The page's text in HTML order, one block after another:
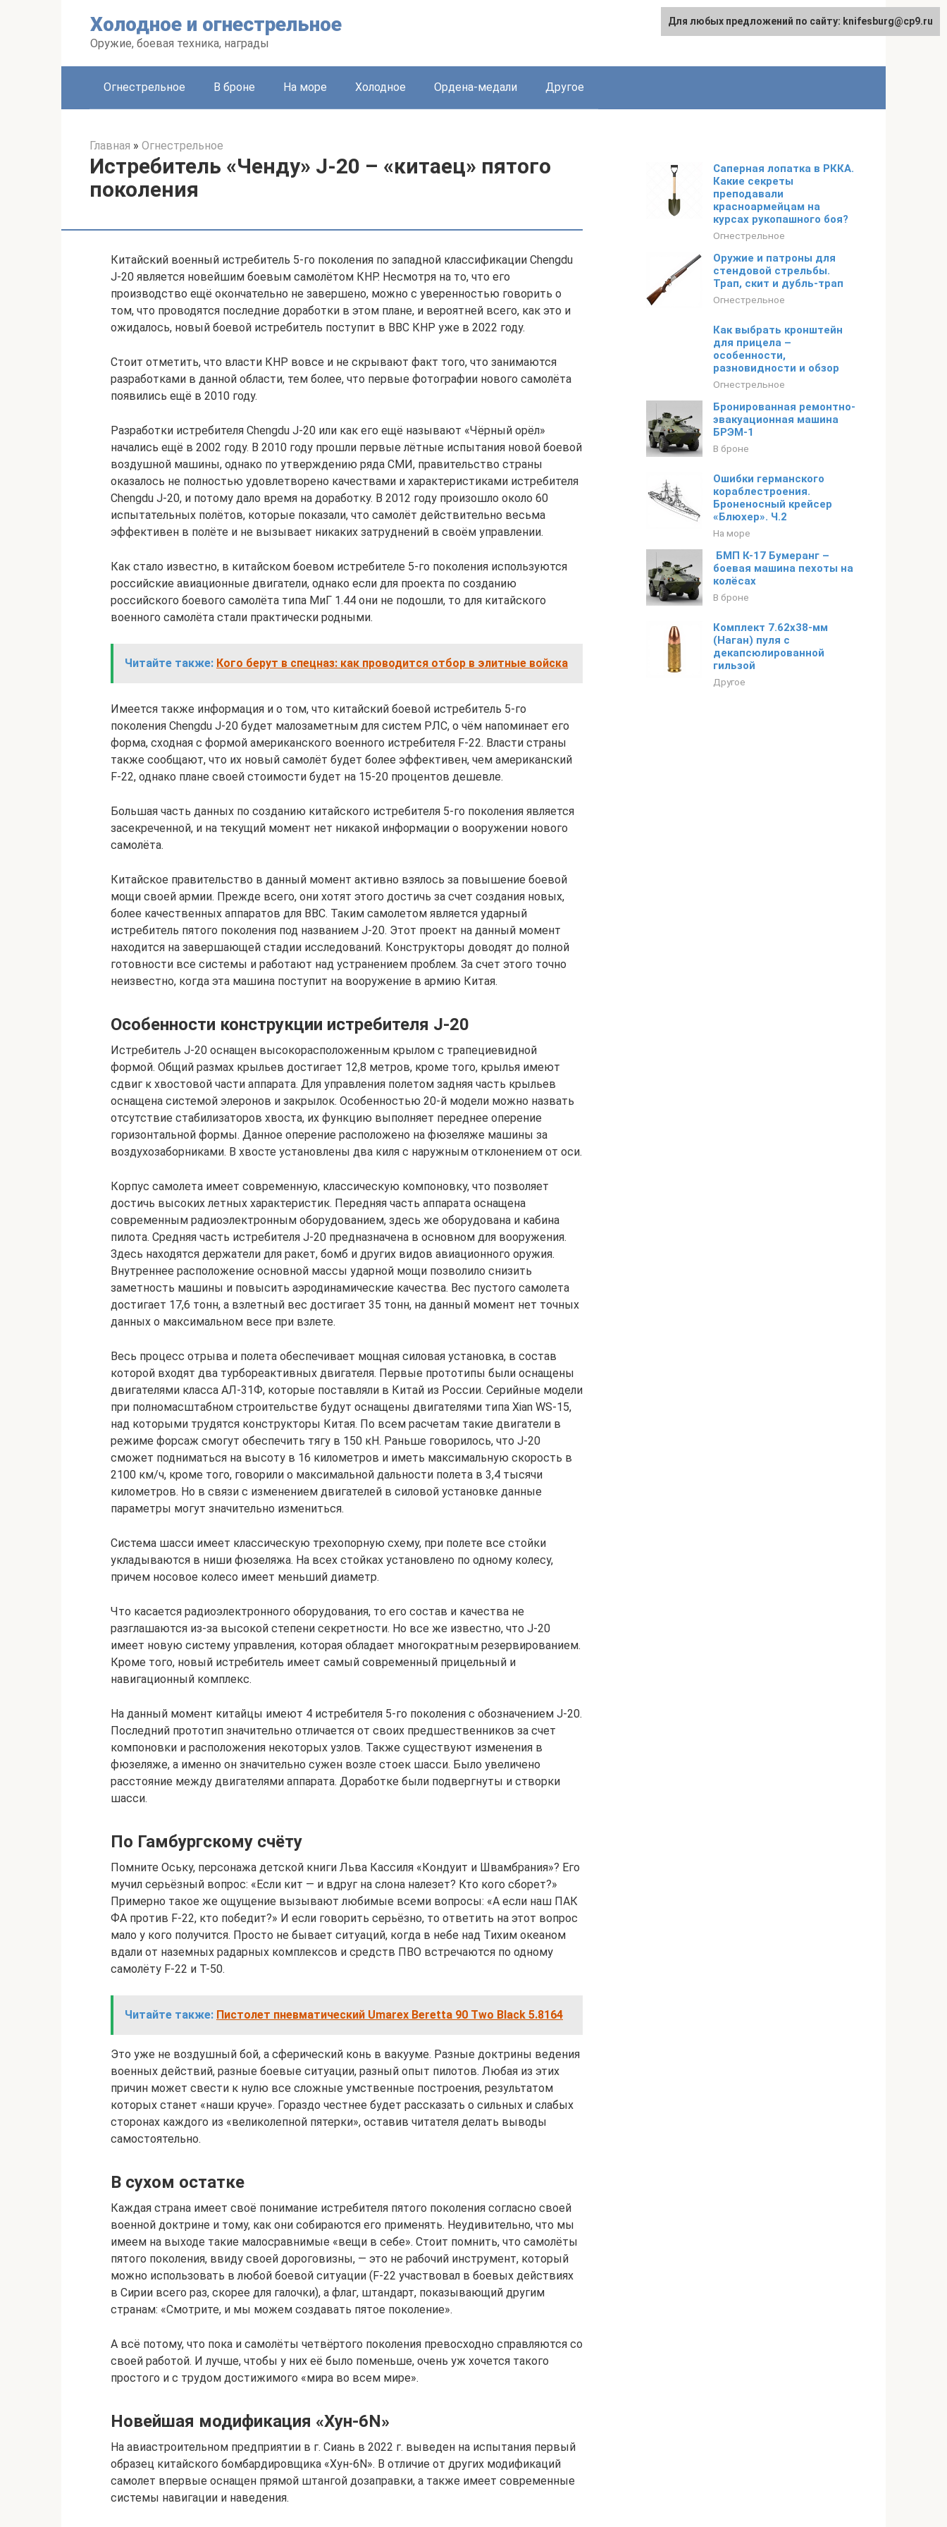
Холодное и огнестрельное
Оружие, боевая техника, награды
Огнестрельное В броне На море Холодное Ордена-медали Другое
Главная » Огнестрельное
Истребитель «Ченду» J-20 – «китаец» пятого
поколения
Китайский военный истребитель 5-го поколения по западной классификации Chengdu
J-20 является новейшим боевым самолётом КНР. Несмотря на то, что его
производство ещё окончательно не завершено, можно с уверенностью говорить о
том, что проводятся последние доработки в этом плане, и вероятней всего, как это и
ожидалось, новый боевой истребитель поступит в ВВС КНР уже в 2022 году.
Стоит отметить, что власти КНР вовсе и не скрывают факт того, что занимаются
разработками в данной области, тем более, что первые фотографии нового самолёта
появились ещё в 2010 году.
Разработки истребителя Chengdu J-20 или как его ещё называют «Чёрный орёл»
начались ещё в 2002 году. В 2010 году прошли первые лётные испытания новой боевой
воздушной машины, однако по утверждению ряда СМИ, правительство страны
оказалось не полностью удовлетворено качествами и характеристиками истребителя
Chengdu J-20, и потому дало время на доработку. В 2012 году произошло около 60
испытательных полётов, которые показали, что самолёт действительно весьма
эффективен в полёте и не вызывает никаких затруднений в своём управлении.
Как стало известно, в китайском боевом истребителе 5-го поколения используются
российские авиационные двигатели, однако если для проекта по созданию
российского боевого самолёта типа МиГ 1.44 они не подошли, то для китайского
военного самолёта стали практически родными.
Читайте также: Кого берут в спецназ: как проводится отбор в элитные войска
Имеется также информация и о том, что китайский боевой истребитель 5-го
поколения Chengdu J-20 будет малозаметным для систем РЛС, о чём напоминает его
форма, сходная с формой американского военного истребителя F-22. Власти страны
также сообщают, что их новый самолёт будет более эффективен, чем американский
F-22, однако плане своей стоимости будет на 15-20 процентов дешевле.
Большая часть данных по созданию китайского истребителя 5-го поколения является
засекреченной, и на текущий момент нет никакой информации о вооружении нового
самолёта.
Китайское правительство в данный момент активно взялось за повышение боевой
мощи своей армии. Прежде всего, они хотят этого достичь за счет создания новых,
более качественных аппаратов для ВВС. Таким самолетом является ударный
истребитель пятого поколения под названием J-20. Этот проект на данный момент
находится на завершающей стадии исследований. Конструкторы доводят до полной
готовности все системы и работают над устранением проблем. За счет этого точно
неизвестно, когда эта машина поступит на вооружение в армию Китая.
Особенности конструкции истребителя J-20
Истребитель J-20 оснащен высокорасположенным крылом с трапециевидной
формой. Общий размах крыльев достигает 12,8 метров, кроме того, крылья имеют
сдвиг к хвостовой части аппарата. Для управления полетом задняя часть крыльев
оснащена системой элеронов и закрылок. Особенностью 20-й модели можно назвать
отсутствие стабилизаторов хвоста, их функцию выполняет переднее оперение
горизонтальной формы. Данное оперение расположено на фюзеляже машины за
воздухозаборниками. В хвосте установлены два киля с наружным отклонением от оси.
Корпус самолета имеет современную, классическую компоновку, что позволяет
достичь высоких летных характеристик. Передняя часть аппарата оснащена
современным радиоэлектронным оборудованием, здесь же оборудована и кабина
пилота. Средняя часть истребителя J-20 предназначена в основном для вооружения.
Здесь находятся держатели для ракет, бомб и других видов авиационного оружия.
Внутреннее расположение основной массы ударной мощи позволило снизить
заметность машины и повысить аэродинамические качества. Вес пустого самолета
достигает 17,6 тонн, а взлетный вес достигает 35 тонн, на данный момент нет точных
данных о максимальном весе при взлете.
Весь процесс отрыва и полета обеспечивает мощная силовая установка, в состав
которой входят два турбореактивных двигателя. Первые прототипы были оснащены
двигателями класса АЛ-31Ф, которые поставляли в Китай из России. Серийные модели
при полномасштабном строительстве будут оснащены двигателями типа Xian WS-15,
над которыми трудятся конструкторы Китая. По всем расчетам такие двигатели в
режиме форсаж смогут обеспечить тягу в 150 кН. Раньше говорилось, что J-20
сможет подниматься на высоту в 16 километров и иметь максимальную скорость в
2100 км/ч, кроме того, говорили о максимальной дальности полета в 3,4 тысячи
километров. Но в связи с изменением двигателей в силовой установке данные
параметры могут значительно измениться.
Система шасси имеет классическую трехопорную схему, при полете все стойки
укладываются в ниши фюзеляжа. На всех стойках установлено по одному колесу,
причем носовое колесо имеет меньший диаметр.
Что касается радиоэлектронного оборудования, то его состав и качества не
разглашаются из-за высокой степени секретности. Но все же известно, что J-20
имеет новую систему управления, которая обладает многократным резервированием.
Кроме того, новый истребитель имеет самый современный прицельный и
навигационный комплекс.
На данный момент китайцы имеют 4 истребителя 5-го поколения с обозначением J-20.
Последний прототип значительно отличается от своих предшественников за счет
компоновки и расположения некоторых узлов. Также существуют изменения в
фюзеляже, а именно он значительно сужен возле стоек шасси. Было увеличено
расстояние между двигателями аппарата. Доработке были подвергнуты и створки
шасси.
По Гамбургскому счёту
Помните Оську, персонажа детской книги Льва Кассиля «Кондуит и Швамбрания»? Его
мучил серьёзный вопрос: «Если кит — и вдруг на слона налезет? Кто кого сборет?»
Примерно такое же ощущение вызывают любимые всеми вопросы: «А если наш ПАК
ФА против F-22, кто победит?» И если говорить серьёзно, то ответить на этот вопрос
мало у кого получится. Просто не бывает ситуаций, когда в небе над Тихим океаном
вдали от наземных радарных комплексов и средств ПВО встречаются по одному
самолёту F-22 и Т-50.
Читайте также: Пистолет пневматический Umarex Beretta 90 Two Black 5.8164
Это уже не воздушный бой, а сферический конь в вакууме. Разные доктрины ведения
военных действий, разные боевые ситуации, разный опыт пилотов. Любая из этих
причин может свести к нулю все сложные умственные построения, результатом
которых станет «наши круче». Гораздо честнее будет рассказать о сильных и слабых
сторонах каждого из «великолепной пятерки», оставив читателя делать выводы
самостоятельно.
В сухом остатке
Каждая страна имеет своё понимание истребителя пятого поколения согласно своей
военной доктрине и тому, как они собираются его применять. Неудивительно, что мы
имеем на выходе такие малосравнимые «вещи в себе». Стоит помнить, что самолёты
пятого поколения, ввиду своей дороговизны, — это не рабочий инструмент, который
можно использовать в любой боевой ситуации (F-22 участвовал в боевых действиях
в Сирии всего раз, скорее для галочки), а флаг, штандарт, показывающий другим
странам: «Смотрите, и мы можем создавать пятое поколение».
А всё потому, что пока и самолёты четвёртого поколения превосходно справляются со
своей работой. И лучше, чтобы у них её было поменьше, очень уж хочется такого
простого и с трудом достижимого «мира во всем мире».
Новейшая модификация «Хун-6N»
На авиастроительном предприятии в г. Сиань в 2022 г. выведен на испытания первый
образец китайского бомбардировщика «Хун-6N». В отличие от других модификаций
самолет впервые оснащен прямой штангой дозаправки, а также имеет современные
системы навигации и наведения.
Саперная лопатка в РККА.
Какие секреты
преподавали
красноармейцам на
курсах рукопашного боя?
Огнестрельное
Оружие и патроны для
стендовой стрельбы.
Трап, скит и дубль-трап
Огнестрельное
Как выбрать кронштейн
для прицела –
особенности,
разновидности и обзор
Огнестрельное
Бронированная ремонтно-
эвакуационная машина
БРЭМ-1
В броне
Ошибки германского
кораблестроения.
Броненосный крейсер
«Блюхер». Ч.2
На море
БМП К-17 Бумеранг –
боевая машина пехоты на
колёсах
В броне
Комплект 7.62х38-мм
(Наган) пуля с
декапсюлированной
гильзой
Другое
Для любых предложений по сайту: knifesburg@cp9.ru